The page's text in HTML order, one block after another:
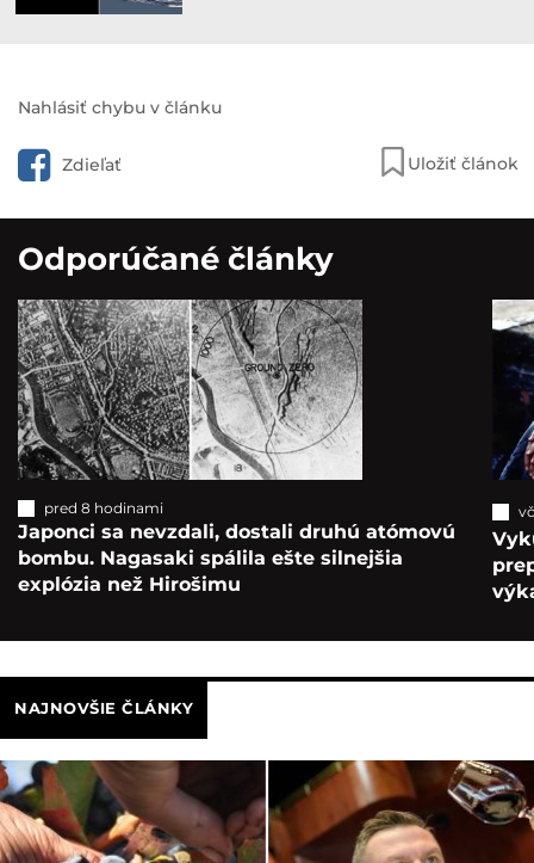
Nahlásiť chybu v článku
Zdieľať Uložiť článok
Odporúčané články
pred 8 hodinami
Japonci sa nevzdali, dostali druhú atómovú
bombu. Nagasaki spálila ešte silnejšia
explózia než Hirošimu
NAJNOVŠIE ČLÁNKY